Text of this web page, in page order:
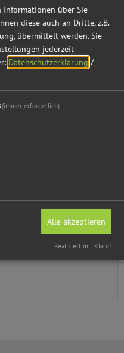
Informationen über Sie
diese auch an Dritte, z.B.
übermittelt werden. Sie
jederzeit
Datenschutzerklärung /
(immer erforderlich)
Alle akzeptieren
Realisiert mit Klaro!